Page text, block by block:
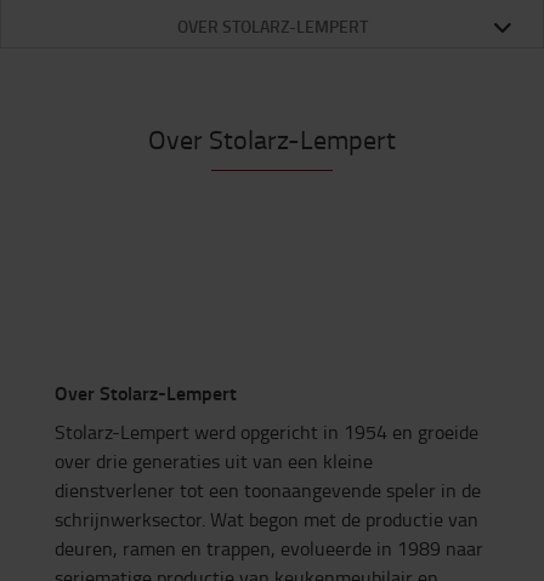
OVER STOLARZ-LEMPERT
Over Stolarz-Lempert
Over Stolarz-Lempert
Stolarz-Lempert werd opgericht in 1954 en groeide
over drie generaties uit van een kleine
dienstverlener tot een toonaangevende speler in de
schrijnwerksector. Wat begon met de productie van
deuren, ramen en trappen, evolueerde in 1989 naar